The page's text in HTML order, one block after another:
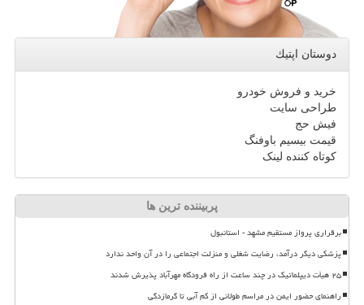
دوستان اپتیك
خرید و فروش خودرو
طراحی سایت
فیش حج
قیمت بیسیم باوفنگ
کوتاه کننده لینک
پربیننده ترین ها
برقراری پرواز مستقیم مشهد - استانبول
پزشکی دیگر درآمد، رضایت شغلی و منزلت اجتماعی را در آن واحد ندارد
۲۵ هیأت دیپلماتیک در چند ساعت از راه فرودگاه مهرآباد پذیرش شدند
راهنمای حضور ایمن در مراسم طولانی از کم آبی تا گرمازدگی